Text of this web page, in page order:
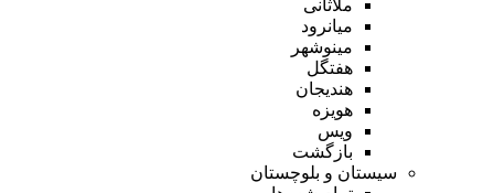
ملاثانی
میانرود
مینوشهر
هفتگل
هندیجان
هویزه
ویس
بازگشت
سیستان و بلوچستان